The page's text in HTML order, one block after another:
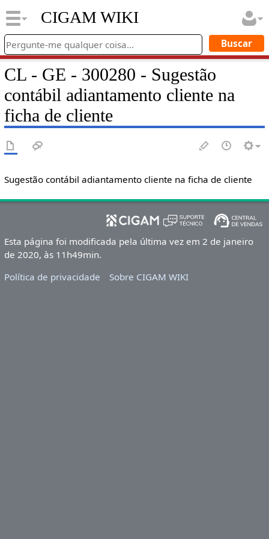
CIGAM WIKI
CL - GE - 300280 - Sugestão
contábil adiantamento cliente na
ficha de cliente
Sugestão contábil adiantamento cliente na ficha de cliente
Esta página foi modificada pela última vez em 2 de janeiro
de 2020, às 11h49min.
Política de privacidade
Sobre CIGAM WIKI